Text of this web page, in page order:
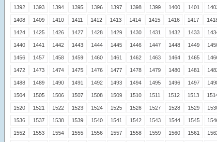
1392 1393 1394 1395 1396 1397 1398 1399 1400 1401
1408 1409 1410 1411 1412 1413 1414 1415 1416 1417
1424 1425 1426 1427 1428 1429 1430 1431 1432 1433
1440 1441 1442 1443 1444 1445 1446 1447 1448 1449
1456 1457 1458 1459 1460 1461 1462 1463 1464 1465
1472 1473 1474 1475 1476 1477 1478 1479 1480 1481
1488 1489 1490 1491 1492 1493 1494 1495 1496 1497
1504 1505 1506 1507 1508 1509 1510 1511 1512 1513
1520 1521 1522 1523 1524 1525 1526 1527 1528 1529
1536 1537 1538 1539 1540 1541 1542 1543 1544 1545
1552 1553 1554 1555 1556 1557 1558 1559 1560 1561